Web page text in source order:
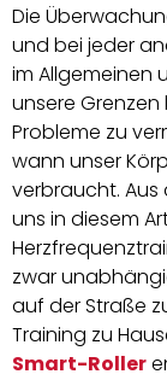
Die
und bei jeder
im Allgemeinen
unsere
Probleme zu
wann unser
verbraucht. Aus
uns in diesem
zwar
auf der Straße
Training zu
Smart-Roller